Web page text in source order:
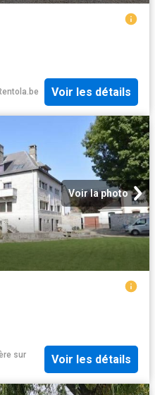
Voir les détails
Voir la photo
sur
Voir les détails